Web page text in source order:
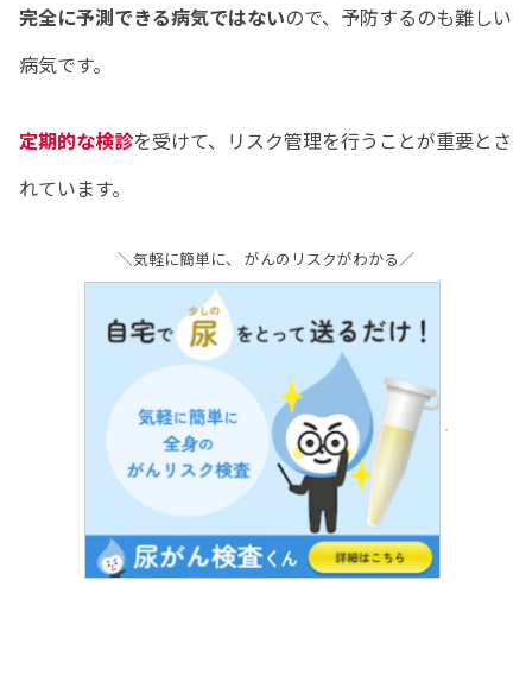
完全に予測できる病気ではないので、予防するのも難しい
病気です。
定期的な検診を受けて、リスク管理を行うことが重要とさ
れています。
＼気軽に簡単に、 がんのリスクがわかる／